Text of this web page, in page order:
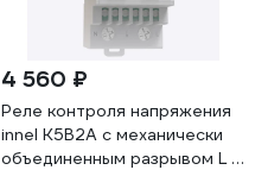
4 560 ₽
Реле контроля напряжения
innel K5B2A с механически
объединенным разрывом L и